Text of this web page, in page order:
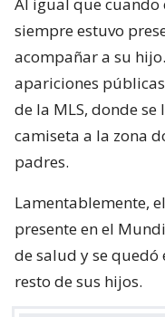
Al igual que cuando
siempre estuvo
acompañar a su
apariciones
de la MLS, donde
camiseta a la zona
padres.
Lamentablemente,
presente en el
de salud y se quedó
resto de sus hijos.